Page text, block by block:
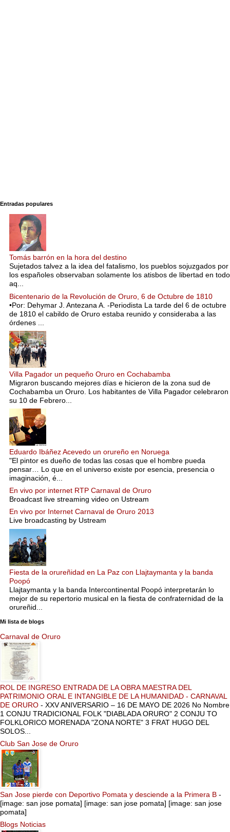
Entradas populares
Tomás barrón en la hora del destino
Sujetados talvez a la idea del fatalismo, los pueblos sojuzgados por
los españoles observaban solamente los atisbos de libertad en todo
aq...
Bicentenario de la Revolución de Oruro, 6 de Octubre de 1810
•Por: Dehymar J. Antezana A. -Periodista La tarde del 6 de octubre
de 1810 el cabildo de Oruro estaba reunido y consideraba a las
órdenes ...
Villa Pagador un pequeño Oruro en Cochabamba
Migraron buscando mejores días e hicieron de la zona sud de
Cochabamba un Oruro. Los habitantes de Villa Pagador celebraron
su 10 de Febrero...
Eduardo Ibáñez Acevedo un orureño en Noruega
"El pintor es dueño de todas las cosas que el hombre pueda
pensar… Lo que en el universo existe por esencia, presencia o
imaginación, é...
En vivo por internet RTP Carnaval de Oruro
Broadcast live streaming video on Ustream
En vivo por Internet Carnaval de Oruro 2013
Live broadcasting by Ustream
Fiesta de la orureñidad en La Paz con Llajtaymanta y la banda
Poopó
Llajtaymanta y la banda Intercontinental Poopó interpretarán lo
mejor de su repertorio musical en la fiesta de confraternidad de la
orureñid...
Mi lista de blogs
Carnaval de Oruro
ROL DE INGRESO ENTRADA DE LA OBRA MAESTRA DEL
PATRIMONIO ORAL E INTANGIBLE DE LA HUMANIDAD - CARNAVAL
DE ORURO - XXV ANIVERSARIO – 16 DE MAYO DE 2026 No Nombre
1 CONJU TRADICIONAL FOLK "DIABLADA ORURO" 2 CONJU TO
FOLKLORICO MORENADA "ZONA NORTE" 3 FRAT HUGO DEL
SOLOS...
Club San Jose de Oruro
San Jose pierde con Deportivo Pomata y desciende a la Primera B -
[image: san jose pomata] [image: san jose pomata] [image: san jose
pomata]
Blogs Noticias